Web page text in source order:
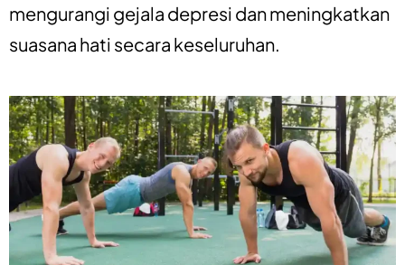
mengurangi gejala depresi dan meningkatkan
suasana hati secara keseluruhan.